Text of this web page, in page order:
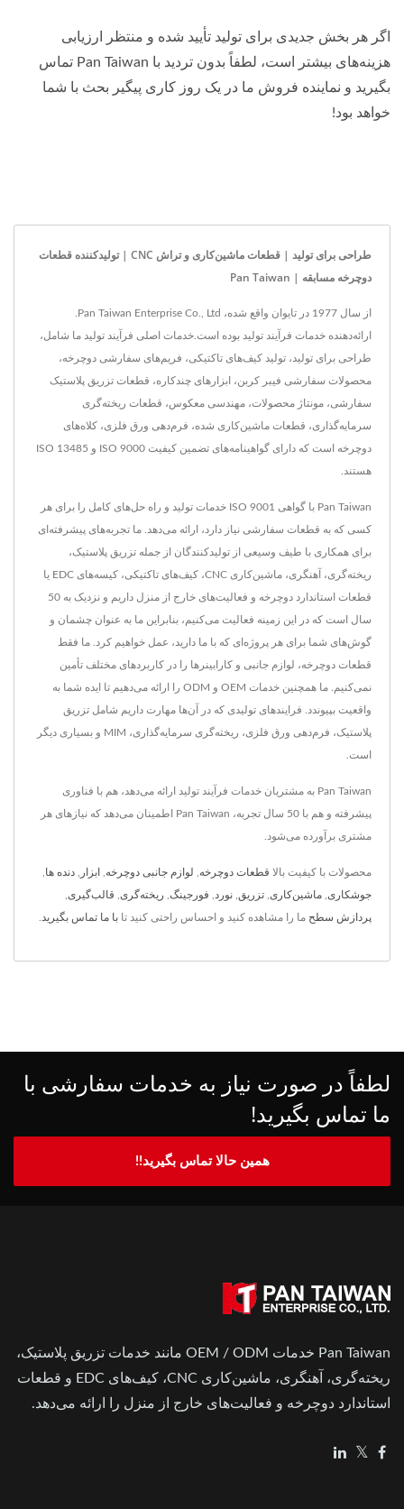
اگر هر بخش جدیدی برای تولید تأیید شده و منتظر ارزیابی
هزینه‌های بیشتر است، لطفاً بدون تردید با Pan Taiwan تماس
بگیرید و نماینده فروش ما در یک روز کاری پیگیر بحث با شما
خواهد بود!
طراحی برای تولید | قطعات ماشین‌کاری و تراش CNC | تولیدکننده قطعات
دوچرخه مسابقه | Pan Taiwan
ارائه‌دهنده خدمات فرآیند تولید بوده است.خدمات اصلی فرآیند تولید ما شامل،
طراحی برای تولید، تولید کیف‌های تاکتیکی، فریم‌های سفارشی دوچرخه،
محصولات سفارشی فیبر کربن، ابزارهای چندکاره، قطعات تزریق پلاستیک
سفارشی، مونتاژ محصولات، مهندسی معکوس، قطعات ریخته‌گری
سرمایه‌گذاری، قطعات ماشین‌کاری شده، فرم‌دهی ورق فلزی، کلاه‌های
دوچرخه است که دارای گواهینامه‌های تضمین کیفیت ISO 9000 و ISO 13485
هستند.
Pan Taiwan با گواهی ISO 9001 خدمات تولید و راه حل‌های کامل را برای هر
کسی که به قطعات سفارشی نیاز دارد، ارائه می‌دهد. ما تجربه‌های پیشرفته‌ای
برای همکاری با طیف وسیعی از تولیدکنندگان از جمله تزریق پلاستیک،
ریخته‌گری، آهنگری، ماشین‌کاری CNC، کیف‌های تاکتیکی، کیسه‌های EDC یا
قطعات استاندارد دوچرخه و فعالیت‌های خارج از منزل داریم و نزدیک به 50
سال است که در این زمینه فعالیت می‌کنیم، بنابراین ما به عنوان چشمان و
گوش‌های شما برای هر پروژه‌ای که با ما دارید، عمل خواهیم کرد. ما فقط
قطعات دوچرخه، لوازم جانبی و کارابینرها را در کاربردهای مختلف تأمین
نمی‌کنیم. ما همچنین خدمات OEM و ODM را ارائه می‌دهیم تا ایده شما به
واقعیت بپیوندد. فرایندهای تولیدی که در آن‌ها مهارت داریم شامل تزریق
پلاستیک، فرم‌دهی ورق فلزی، ریخته‌گری سرمایه‌گذاری، MIM و بسیاری دیگر
است.
Pan Taiwan به مشتریان خدمات فرآیند تولید ارائه می‌دهد، هم با فناوری
پیشرفته و هم با 50 سال تجربه، Pan Taiwan اطمینان می‌دهد که نیازهای هر
مشتری برآورده می‌شود.
محصولات با کیفیت بالا قطعات دوچرخه لوازم جانبی دوچرخه ابزار دنده ها
جوشکاری ماشین‌کاری تزریق نورد فورجینگ ریخته‌گری قالب‌گیری
پردازش سطح ما را مشاهده کنید و احساس راحتی کنید تا با ما تماس بگیرید
لطفاً در صورت نیاز به خدمات سفارشی با
ما تماس بگیرید!
همین حالا تماس بگیرید!!
Pan Taiwan خدمات OEM / ODM مانند خدمات تزریق پلاستیک،
ریخته‌گری، آهنگری، ماشین‌کاری CNC، کیف‌های EDC و قطعات
استاندارد دوچرخه و فعالیت‌های خارج از منزل را ارائه می‌دهد.